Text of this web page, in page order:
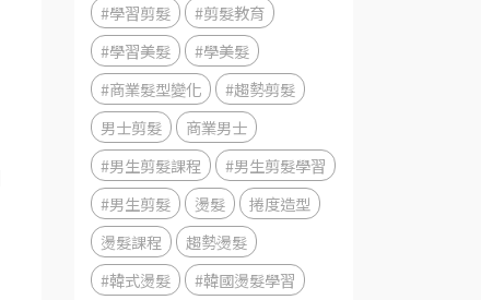
#學習剪髮
#剪髮教育
#學習美髮
#學美髮
#商業髮型變化
#趨勢剪髮
男士剪髮
商業男士
#男生剪髮課程
#男生剪髮學習
#男生剪髮
燙髮
捲度造型
燙髮課程
趨勢燙髮
#韓式燙髮
#韓國燙髮學習